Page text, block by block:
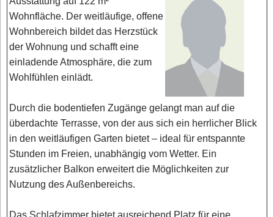
Wohnfläche. Der weitläufige, offene
Wohnbereich bildet das Herzstück
der Wohnung und schafft eine
einladende Atmosphäre, die zum
Wohlfühlen einlädt.
Durch die bodentiefen Zugänge gelangt man auf die
überdachte Terrasse, von der aus sich ein herrlicher Blick
in den weitläufigen Garten bietet – ideal für entspannte
Stunden im Freien, unabhängig vom Wetter. Ein
zusätzlicher Balkon erweitert die Möglichkeiten zur
Nutzung des Außenbereichs.